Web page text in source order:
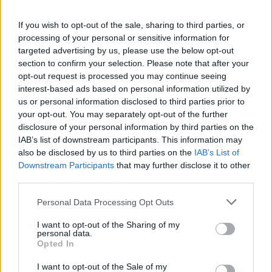
If you wish to opt-out of the sale, sharing to third parties, or
processing of your personal or sensitive information for
targeted advertising by us, please use the below opt-out
section to confirm your selection. Please note that after your
opt-out request is processed you may continue seeing
interest-based ads based on personal information utilized by
us or personal information disclosed to third parties prior to
your opt-out. You may separately opt-out of the further
disclosure of your personal information by third parties on the
IAB’s list of downstream participants. This information may
also be disclosed by us to third parties on the IAB’s List of
Downstream Participants that may further disclose it to other
Personal Data Processing Opt Outs
I want to opt-out of the Sharing of my
personal data.
Opted In
I want to opt-out of the Sale of my
Se acordó:
Emitir, en uso de la capacidad atribuida en el
artículo 10.3 y 8.2. de la Ley 6/2001, de 21 de
diciembre, de Universidades, modificada por Ley
4/2007, de 12 de abril, informe favorable preceptivo
sobre la propuesta de creación delInstituto
Universitario de Estudios Ambientales y Recursos
Naturalesdela Universidad de Las Palmas de Gran
Canaria.
Remitir el expediente objeto de informe al
Vicerrectorado de Investigación, Desarrollo e
Innovación de la Universidad de Las Palmas de Gran
del Gobierno de Canarias.
210-12-05-2015-4:
por el artículo 3.2.e) de la Ley 11/2003, de 4 de abril,